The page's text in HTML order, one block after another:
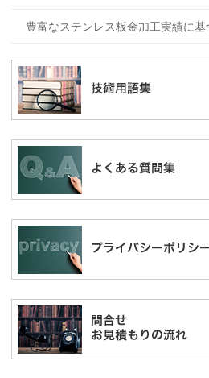
豊富なステンレス板金加工実績に